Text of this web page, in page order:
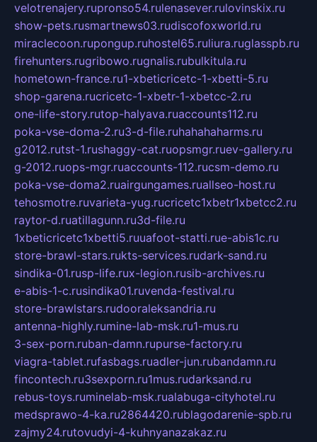
velotrenajery.rupronso54.rulenasever.rulovinskix.ru
show-pets.rusmartnews03.rudiscofoxworld.ru
miraclecoon.rupongup.ruhostel65.ruliura.ruglasspb.ru
firehunters.rugribowo.rugnalis.rubulkitula.ru
hometown-france.ru1-xbeticricetc-1-xbetti-5.ru
shop-garena.rucricetc-1-xbetr-1-xbetcc-2.ru
one-life-story.rutop-halyava.ruaccounts112.ru
poka-vse-doma-2.ru3-d-file.ruhahahaharms.ru
g2012.rutst-1.rushaggy-cat.ruopsmgr.ruev-gallery.ru
g-2012.ruops-mgr.ruaccounts-112.rucsm-demo.ru
poka-vse-doma2.ruairgungames.ruallseo-host.ru
tehosmotre.ruvarieta-yug.rucricetc1xbetr1xbetcc2.ru
raytor-d.ruatillagunn.ru3d-file.ru
1xbeticricetc1xbetti5.ruuafoot-statti.rue-abis1c.ru
store-brawl-stars.rukts-services.rudark-sand.ru
sindika-01.rusp-life.rux-legion.rusib-archives.ru
e-abis-1-c.rusindika01.ruvenda-festival.ru
store-brawlstars.rudooraleksandria.ru
antenna-highly.rumine-lab-msk.ru1-mus.ru
3-sex-porn.ruban-damn.rupurse-factory.ru
viagra-tablet.rufasbags.ruadler-jun.rubandamn.ru
fincontech.ru3sexporn.ru1mus.rudarksand.ru
rebus-toys.ruminelab-msk.rualabuga-cityhotel.ru
medsprawo-4-ka.ru2864420.rublagodarenie-spb.ru
zajmy24.rutovudyi-4-kuhnyanazakaz.ru